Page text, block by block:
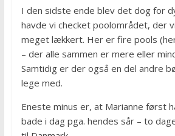
I den sidste ende blev det dog for
havde vi checket poolområdet, der
meget lækkert. Her er fire pools
– der alle sammen er mere eller
Samtidig er der også en del andre
lege med.
Eneste minus er, at Marianne først
bade i dag pga. hendes sår – to